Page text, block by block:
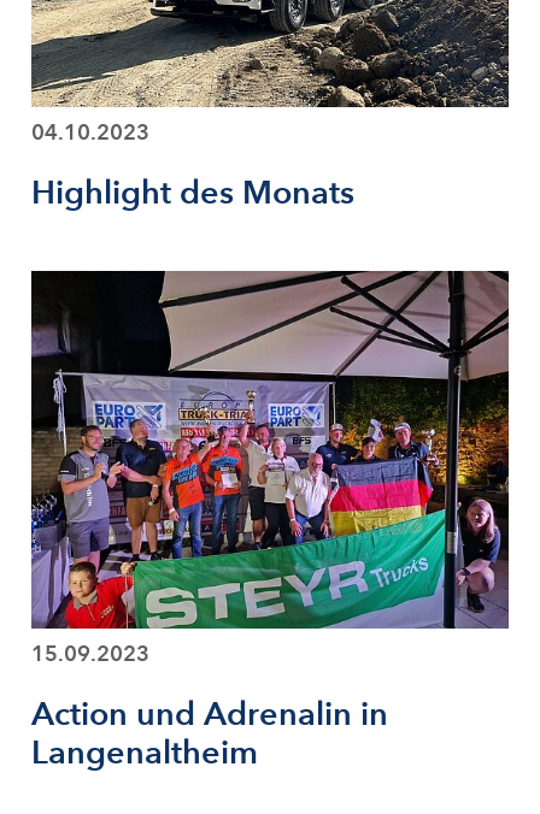
04.10.2023
Highlight des Monats
15.09.2023
Action und Adrenalin in
Langenaltheim